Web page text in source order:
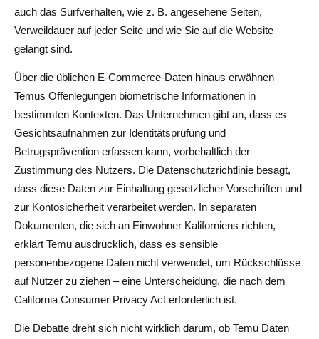
auch das Surfverhalten, wie z. B. angesehene Seiten,
Verweildauer auf jeder Seite und wie Sie auf die Website
gelangt sind.
Über die üblichen E-Commerce-Daten hinaus erwähnen
Temus Offenlegungen biometrische Informationen in
bestimmten Kontexten. Das Unternehmen gibt an, dass es
Gesichtsaufnahmen zur Identitätsprüfung und
Betrugsprävention erfassen kann, vorbehaltlich der
Zustimmung des Nutzers. Die Datenschutzrichtlinie besagt,
dass diese Daten zur Einhaltung gesetzlicher Vorschriften und
zur Kontosicherheit verarbeitet werden. In separaten
Dokumenten, die sich an Einwohner Kaliforniens richten,
erklärt Temu ausdrücklich, dass es sensible
personenbezogene Daten nicht verwendet, um Rückschlüsse
auf Nutzer zu ziehen – eine Unterscheidung, die nach dem
California Consumer Privacy Act erforderlich ist.
Die Debatte dreht sich nicht wirklich darum, ob Temu Daten